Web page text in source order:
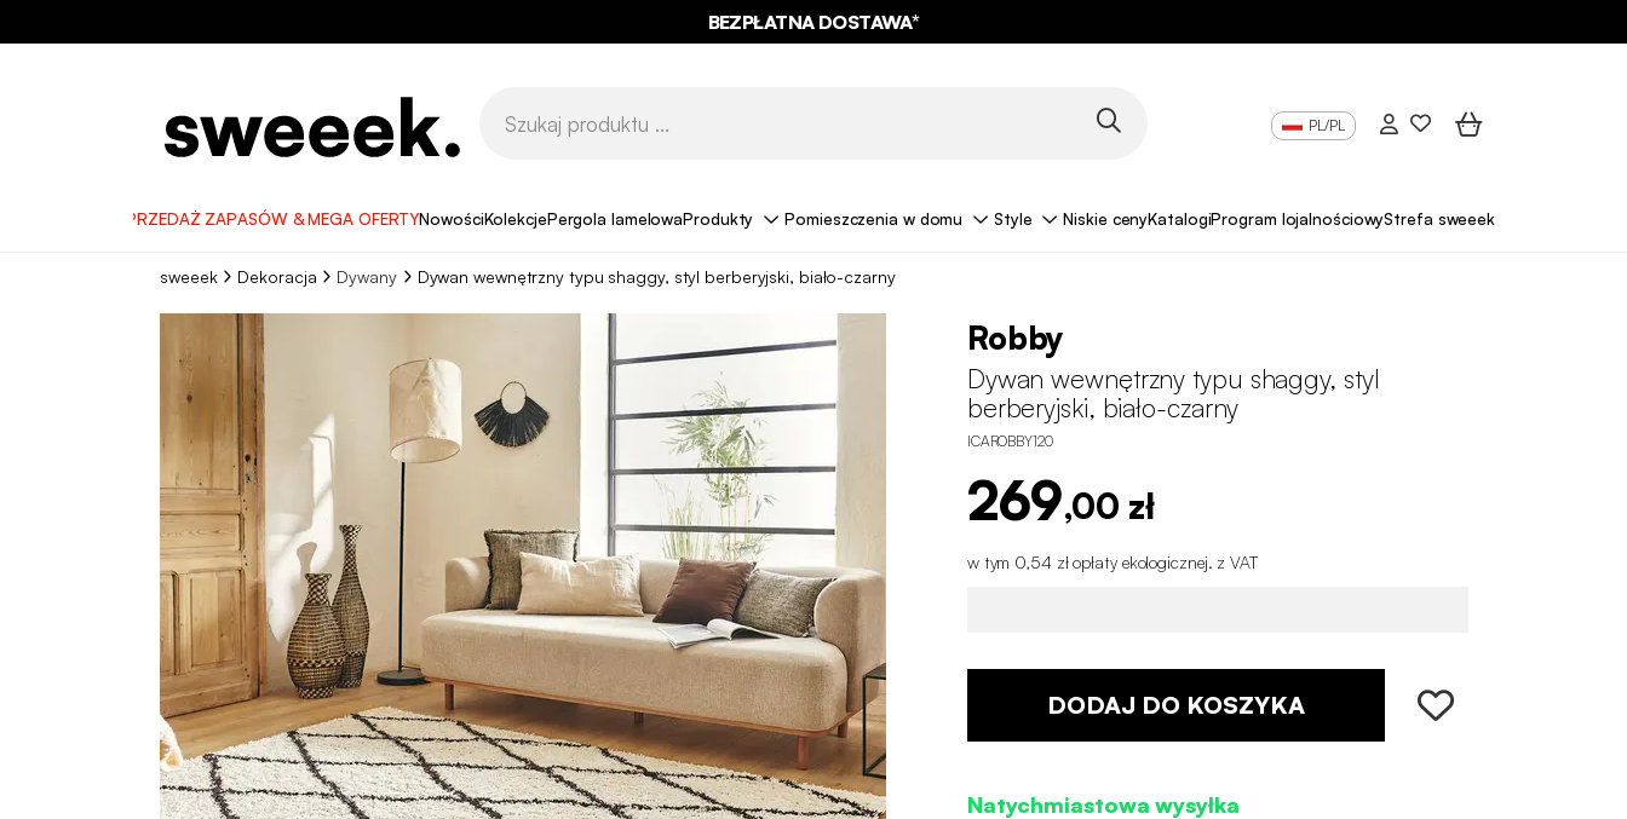
BEZPŁATNA DOSTAWA*
PL/PL
WYPRZEDAŻ ZAPASÓW & MEGA OFERTYNowościKolekcjePergola lamelowaProdukty Pomieszczenia w domu Style Niskie cenyKatalogiProgram lojalnościowyStrefa sweeek Pro
sweeek Dekoracja Dywany Dywan wewnętrzny typu shaggy, styl berberyjski, biało-czarny
Robby
Dywan wewnętrzny typu shaggy, styl
berberyjski, biało-czarny
ICAROBBY120
269,00 zł
w tym 0,54 zł opłaty ekologicznej. z VAT
DODAJ DO KOSZYKA
Natychmiastowa wysyłka